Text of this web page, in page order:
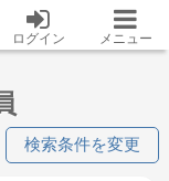
ログイン メニュー
検索条件を変更